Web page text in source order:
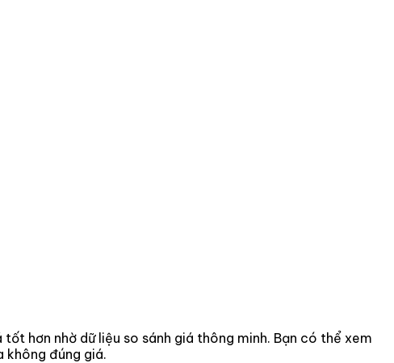
hơn nhờ dữ liệu so sánh giá thông minh. Bạn có thể xem
không đúng giá.